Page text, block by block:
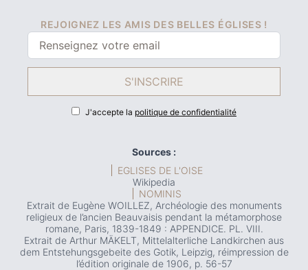
REJOIGNEZ LES AMIS DES BELLES ÉGLISES !
S'INSCRIRE
J'accepte la politique de confidentialité
Sources :
EGLISES DE L'OISE
Wikipedia
NOMINIS
Extrait de Eugène WOILLEZ, Archéologie des monuments
religieux de l’ancien Beauvaisis pendant la métamorphose
romane, Paris, 1839-1849 : APPENDICE. PL. VIII.
Extrait de Arthur MÄKELT, Mittelalterliche Landkirchen aus
dem Entstehungsgebeite des Gotik, Leipzig, réimpression de
l’édition originale de 1906, p. 56-57